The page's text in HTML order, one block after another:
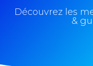
Découvrez les
&